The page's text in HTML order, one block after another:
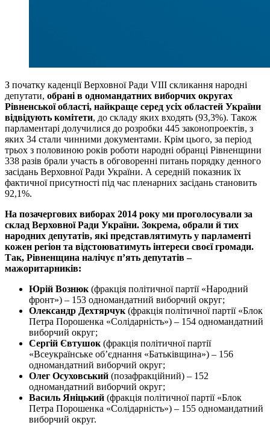
З початку каденції Верховної Ради VІІІ скликання народні
депутати, обрані в одномандатних виборчих округах
Рівненської області, найкраще серед усіх областей України
відвідують комітети, до складу яких входять (93,3%). Також
парламентарі долучилися до розробки 445 законопроектів, з
яких 34 стали чинними документами. Крім цього, за період
трьох з половиною років роботи народні обранці Рівненщини
338 разів брали участь в обговоренні питань порядку денного
засідань Верховної Ради України. А середній показник їх
фактичної присутності під час пленарних засідань становить
92,1%.
На позачергових виборах 2014 року ми проголосували за
склад Верховної Ради України. Зокрема, обрали й тих
народних депутатів, які представлятимуть у парламенті
кожен регіон та відстоюватимуть інтереси своєї громади.
Так, Рівненщина налічує п’ять депутатів –
мажоритарників:
Юрій Вознюк (фракція політичної партії «Народний
фронт») – 153 одномандатний виборчий округ;
Олександр Дехтярчук (фракція політичної партії «Блок
Петра Порошенка «Солідарність») – 154 одномандатний
виборчий округ;
Сергій Євтушок (фракція політичної партії
«Всеукраїнське об’єднання «Батьківщина») – 156
одномандатний виборчий округ;
Олег Осуховський (позафракційний) – 152
одномандатний виборчий округ;
Василь Яніцький (фракція політичної партії «Блок
Петра Порошенка «Солідарність») – 155 одномандатний
виборчий округ.